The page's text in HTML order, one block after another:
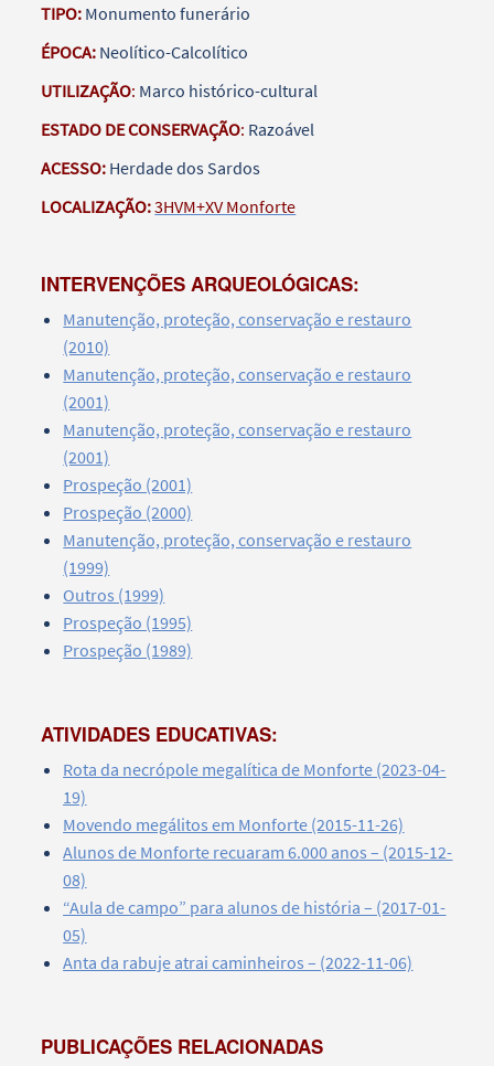
TIPO: Monumento funerário
ÉPOCA: Neolítico-Calcolítico
UTILIZAÇÃO: Marco histórico-cultural
ESTADO DE CONSERVAÇÃO: Razoável
ACESSO: Herdade dos Sardos
LOCALIZAÇÃO:3HVM+XV Monforte
INTERVENÇÕES ARQUEOLÓGICAS:
Manutenção, proteção, conservação e restauro
(2010)
Manutenção, proteção, conservação e restauro
(2001)
Manutenção, proteção, conservação e restauro
(2001)
Prospeção (2001)
Prospeção (2000)
Manutenção, proteção, conservação e restauro
(1999)
Outros (1999)
Prospeção (1995)
Prospeção (1989)
ATIVIDADES EDUCATIVAS:
Rota da necrópole megalítica de Monforte (2023-04-
19)
Movendo megálitos em Monforte (2015-11-26)
Alunos de Monforte recuaram 6.000 anos – (2015-12-
08)
“Aula de campo” para alunos de história – (2017-01-
05)
Anta da rabuje atrai caminheiros – (2022-11-06)
PUBLICAÇÕES RELACIONADAS